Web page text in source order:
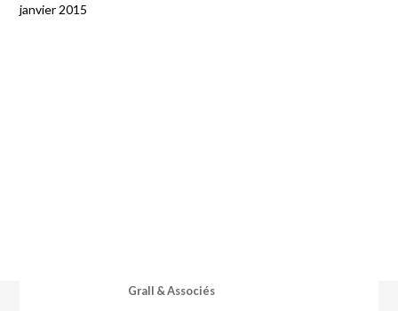
janvier 2015
Grall & Associés